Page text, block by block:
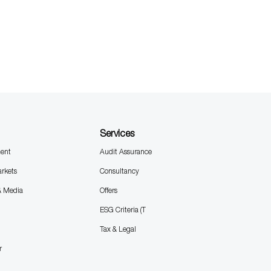
Media
Services
Audit Assurance
Consultancy
Offers
ESG Criteria (T
Tax & Legal